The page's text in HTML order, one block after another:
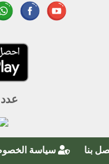
عدد
بنا سياسة